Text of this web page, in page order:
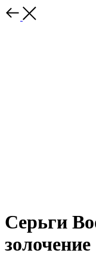
Серьги
золочение